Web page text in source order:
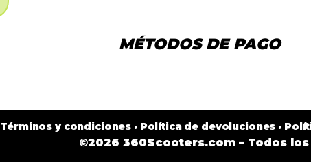
MÉTODOS DE PAGO
Términos y condiciones · Política de devoluciones ·
©2026 360Scooters.com – Todos